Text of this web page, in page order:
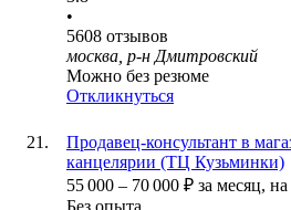
•
5608 отзывов
москва, р-н Дмитровский
Можно без резюме
Откликнуться
Продавец-консультант в
канцелярии (ТЦ Кузьминки)
55 000 – 70 000 ₽ за месяц, на